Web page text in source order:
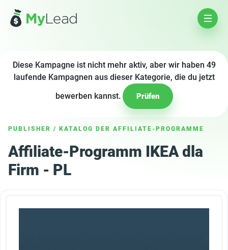
Diese Kampagne ist nicht mehr aktiv, aber wir haben 49
laufende Kampagnen aus dieser Kategorie, die du jetzt
bewerben kannst.
Prüfen
PUBLISHER / KATALOG DER AFFILIATE-PROGRAMME
Affiliate-Programm IKEA dla
Firm - PL